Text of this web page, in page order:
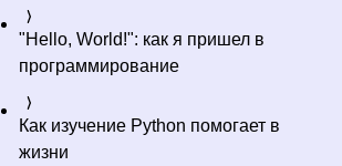
"Hello, World!": как я пришел в
программирование
Как изучение Python помогает в
жизни